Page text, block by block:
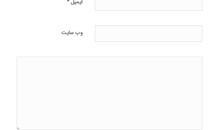
ایمیل
وب‌ سایت